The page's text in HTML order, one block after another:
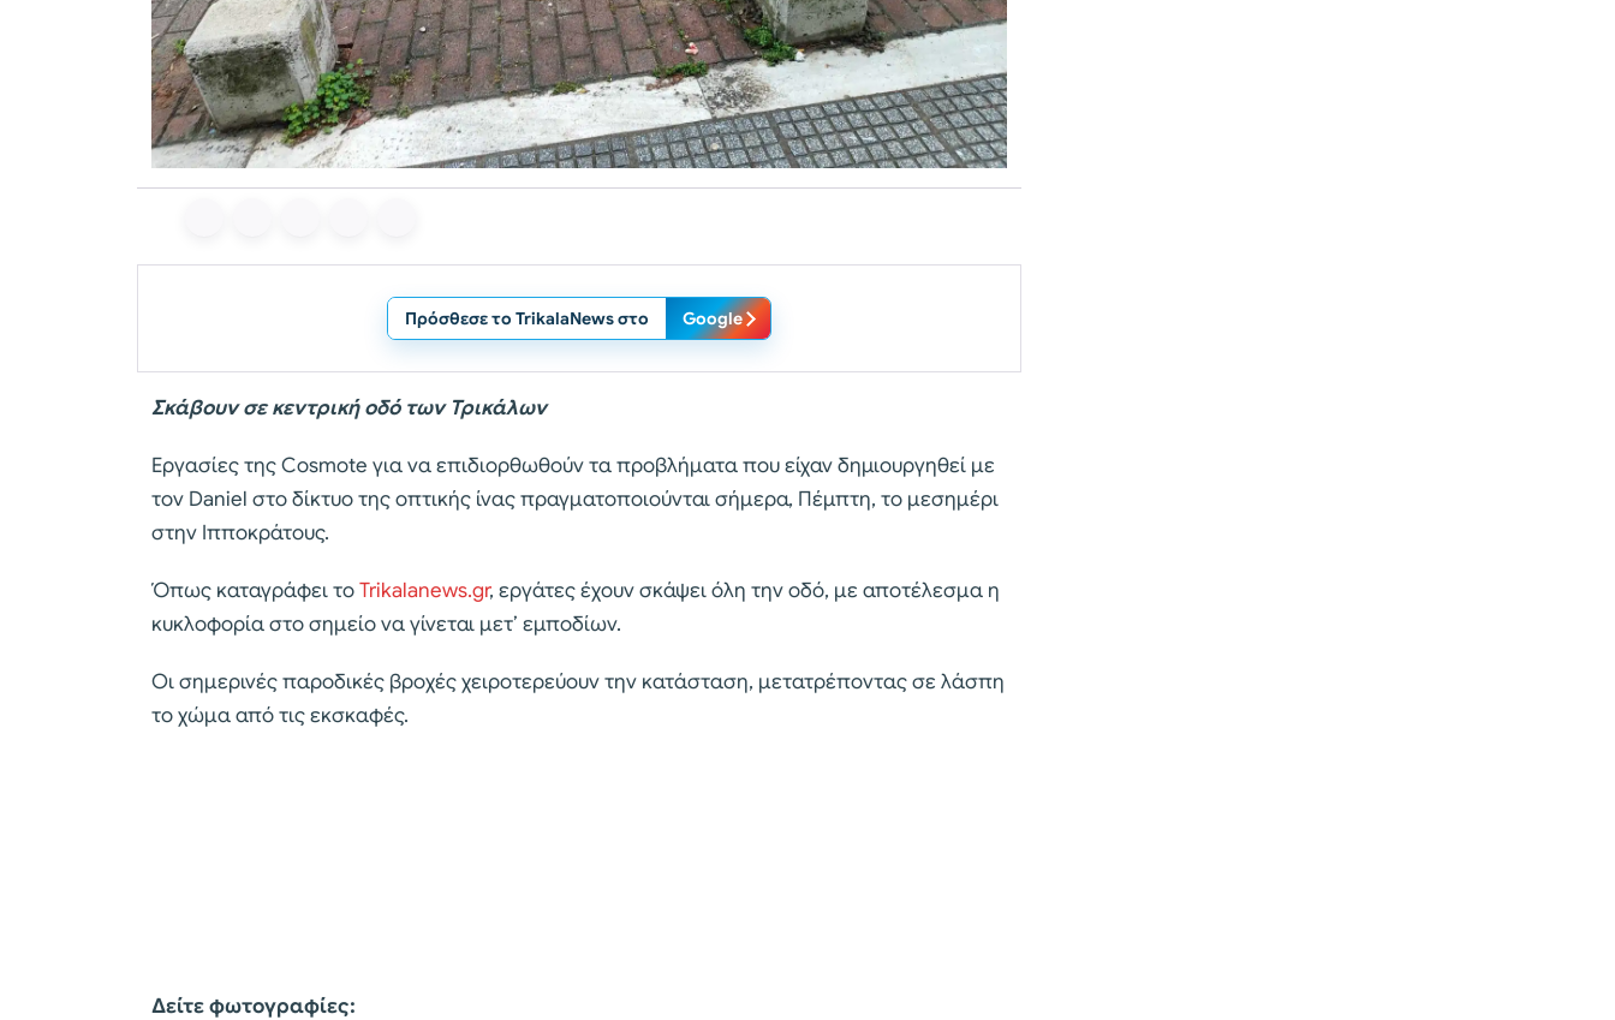
Πρόσθεσε το TrikalaNews στο Google
Σκάβουν σε κεντρική οδό των Τρικάλων
Εργασίες της Cosmote για να επιδιορθωθούν τα προβλήματα που είχαν δημιουργηθεί με
τον Daniel στο δίκτυο της οπτικής ίνας πραγματοποιούνται σήμερα, Πέμπτη, το μεσημέρι
στην Ιπποκράτους.
Όπως καταγράφει τοTrikalanews.gr, εργάτες έχουν σκάψει όλη την οδό, με αποτέλεσμα η
κυκλοφορία στο σημείο να γίνεται μετ’ εμποδίων.
Οι σημερινές παροδικές βροχές χειροτερεύουν την κατάσταση, μετατρέποντας σε λάσπη
το χώμα από τις εκσκαφές.
Δείτε φωτογραφίες: